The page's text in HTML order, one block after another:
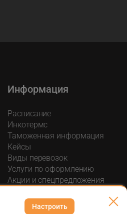
Информация
Расписание
Инкотермс
Таможенная информация
Кейсы
Виды перевозок
Услуги по оформлению
Акции и спецпредложения
Настроить